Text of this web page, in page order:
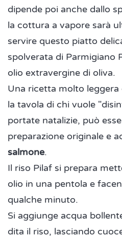
dipende poi anche dallo
la cottura a vapore sarà
servire questo piatto
spolverata di Parmigiano
olio extravergine di oliva.
Una ricetta molto
la tavola di chi vuole
portate natalizie, può
preparazione originale e
salmone.
Il riso Pilaf si prepara
olio in una pentola e
qualche minuto.
Si aggiunge acqua
dita il riso, lasciando